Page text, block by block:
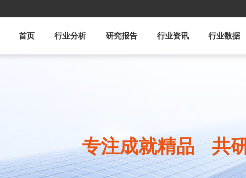
首页 行业分析 研究报告 行业资讯 行业数据
专注成就精品 共